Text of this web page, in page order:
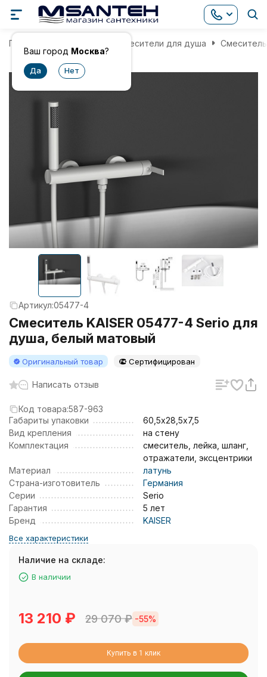
Ваш город Москва?
Главная Смесители для душа
Артикул:05477-4
Смеситель KAISER 05477-4 Serio для
душа, белый матовый
Оригинальный товар Сертифицирован
Написать отзыв
Код товара:587-963
Габариты упаковки
60,5х28,5х7,5
Вид крепления
на стену
Комплектация
смеситель, лейка, шланг,
отражатели, эксцентрики
Материал
латунь
Страна-изготовитель
Германия
Серии
Serio
Гарантия
5 лет
Бренд
KAISER
Все характеристики
Наличие на складе:
В наличии
13 210 ₽ 29 070₽ -55%
Купить в 1 клик